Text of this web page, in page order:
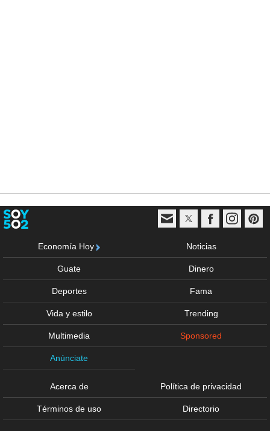
Economía Hoy Noticias
Guate Dinero
Deportes Fama
Vida y estilo Trending
Multimedia Sponsored
Anúnciate
Acerca de Política de privacidad
Términos de uso Directorio